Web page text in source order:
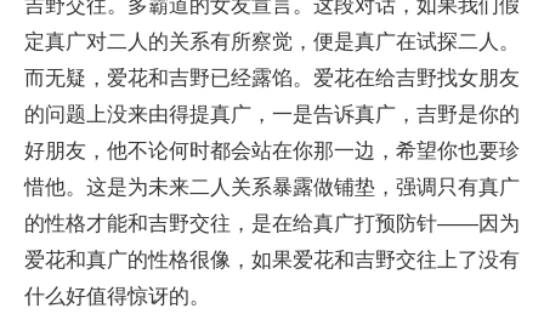
吉野交往。多霸道的女友宣言。这段对话，如果我们假
定真广对二人的关系有所察觉，便是真广在试探二人。
而无疑，爱花和吉野已经露馅。爱花在给吉野找女朋友
的问题上没来由得提真广，一是告诉真广，吉野是你的
好朋友，他不论何时都会站在你那一边，希望你也要珍
惜他。这是为未来二人关系暴露做铺垫，强调只有真广
的性格才能和吉野交往，是在给真广打预防针——因为
爱花和真广的性格很像，如果爱花和吉野交往上了没有
什么好值得惊讶的。